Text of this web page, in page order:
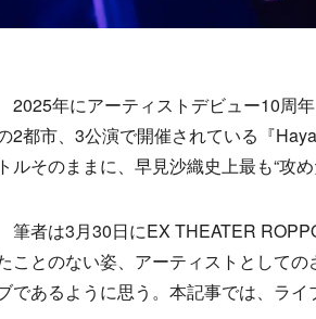
ェア
ーク
2025年にアーティストデビュー10周
2都市、3公演で開催されている『
トルそのままに、早見沙織史上最も“攻
筆者は3月30日にEX THEATER
ことのない姿、アーティストとしての
であるように思う。本記事では、ライ